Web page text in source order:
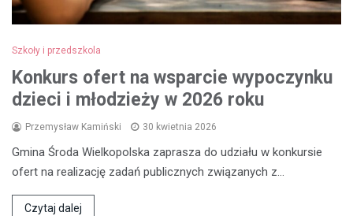
Szkoły i przedszkola
Konkurs ofert na wsparcie wypoczynku
dzieci i młodzieży w 2026 roku
Przemysław Kamiński 30 kwietnia 2026
Gmina Środa Wielkopolska zaprasza do udziału w konkursie
ofert na realizację zadań publicznych związanych z…
Czytaj dalej